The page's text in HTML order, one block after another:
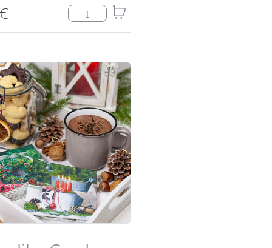
€ Hot Chocolate & Cookies Menge